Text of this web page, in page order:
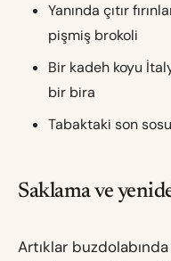
Yanında çıtır
pişmiş brokoli
Bir kadeh koyu
bir bira
Tabaktaki son
Saklama ve
Artıklar